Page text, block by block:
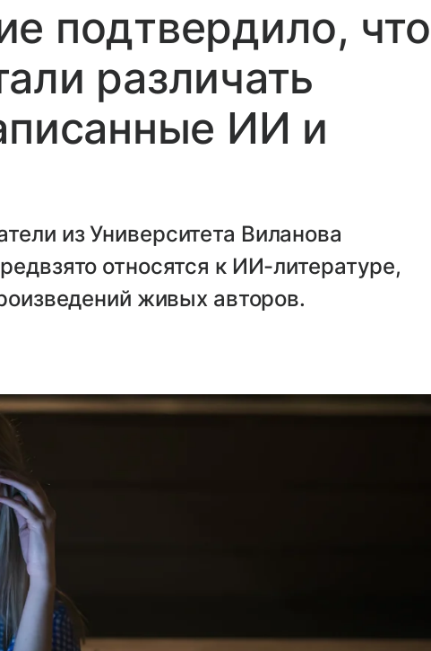
подтвердило, что
различать
ИИ и
из Университета Виланова
относятся к ИИ-литературе,
живых авторов.